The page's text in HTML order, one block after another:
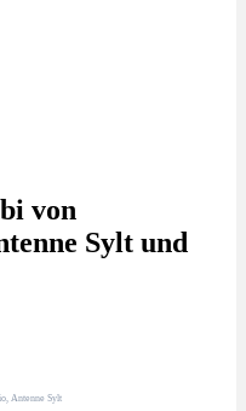
von
Sylt und
Antenne Sylt